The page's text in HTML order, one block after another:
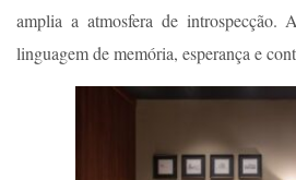
amplia a atmosfera de introspecção.
linguagem de memória, esperança e